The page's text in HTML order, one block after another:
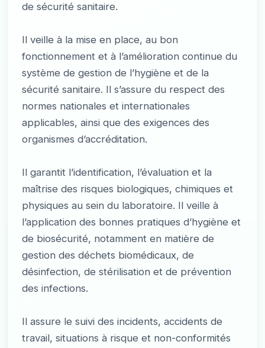
de sécurité sanitaire.
Il veille à la mise en place, au bon
fonctionnement et à l’amélioration continue du
système de gestion de l’hygiène et de la
sécurité sanitaire. Il s’assure du respect des
normes nationales et internationales
applicables, ainsi que des exigences des
organismes d’accréditation.
Il garantit l’identification, l’évaluation et la
maîtrise des risques biologiques, chimiques et
physiques au sein du laboratoire. Il veille à
l’application des bonnes pratiques d’hygiène et
de biosécurité, notamment en matière de
gestion des déchets biomédicaux, de
désinfection, de stérilisation et de prévention
des infections.
Il assure le suivi des incidents, accidents de
travail, situations à risque et non-conformités